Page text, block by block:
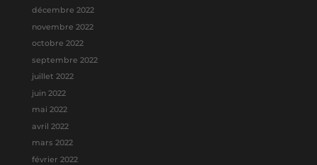
décembre 2022
novembre 2022
octobre 2022
septembre 2022
juillet 2022
juin 2022
mai 2022
avril 2022
mars 2022
février 2022